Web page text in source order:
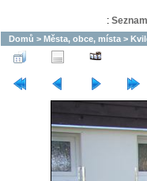
:
Domů > Města, obce, místa >